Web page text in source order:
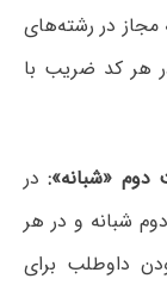
مجاز در رشته‌های
هر کد ضریب با
دوم «شبانه»: در
شبانه و در هر
داوطلب برای